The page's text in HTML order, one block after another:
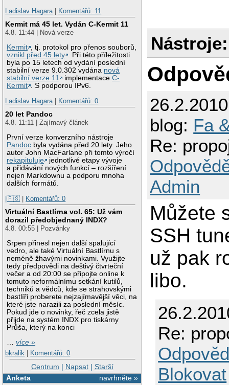
Ladislav Hagara | Komentářů: 11
Kermit má 45 let. Vydán C-Kermit 11
4.8. 11:44 | Nová verze
Kermit
, tj. protokol pro přenos souborů,
vznikl před 45 lety
. Při této příležitosti
byla po 15 letech od vydání poslední
stabilní verze 9.0.302 vydána nová
stabilní verze 11
implementaceC-
Kermit
. S podporou IPv6.
Ladislav Hagara | Komentářů: 0
20 let Pandoc
4.8. 11:11 | Zajímavý článek
První verze konverzního nástroje
Pandoc byla vydána před 20 lety. Jeho
autor John MacFarlane při tomto výročí
rekapituluje
jednotlivé etapy vývoje
a přidávání nových funkcí – rozšíření
nejen Markdownu a podporu mnoha
dalších formátů.
|🇵🇸 | Komentářů: 0
Virtuální Bastlírna vol. 65: Už vám
dorazil předobjednaný INDX?
4.8. 00:55 | Pozvánky
Srpen přinesl nejen další spalující
vedro, ale také Virtuální Bastlírnu s
neméně žhavými novinkami. Využijte
tedy předpovědi na deštivý čtvrteční
večer a od 20:00 se připojte online k
tomuto neformálnímu setkání kutilů,
techniků a vědců, kde se strahovskými
bastlíři proberete nejzajímavější věci, na
které jste narazili za poslední měsíc.
Pokud jde o novinky, řeč zcela jistě
přijde na systém INDX pro tiskárny
Průša, který na konci
…více »
bkralik
Komentářů: 0
Centrum | Napsat| Starší
navrhněte »
Anketa
Nástroje:
blog: Fa
Re:
Admin
Můžete
SSH
už pak
libo.
Re:
Blokovat